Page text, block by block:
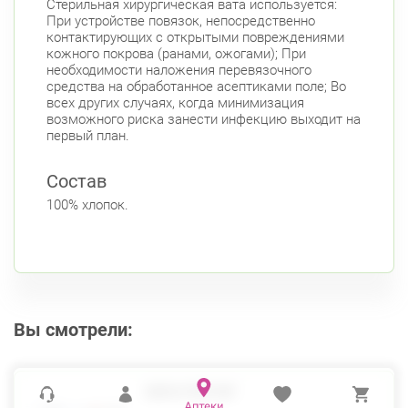
Авиационная улица, д. 7 Круглосуточно
Парк Победы Электросила
Невский район
ул. Чудновского, д. 19 (Российский пр., д. 7)
Круглосуточно
Проспект Большевиков
Улица Дыбенко
Подвойского 6/5 (Белышева, 5)
Чкаловская
Петроградская
Чкаловская
Стерильная хирургическая вата используется:
При устройстве повязок, непосредственно
контактирующих с открытыми повреждениями
кожного покрова (ранами, ожогами); При
необходимости наложения перевязочного
средства на обработанное асептиками поле; Во
всех других случаях, когда минимизация
возможного риска занести инфекцию выходит на
первый план.
Состав
100% хлопок.
Вы смотрели:
ВАТА СТЕР 50Г